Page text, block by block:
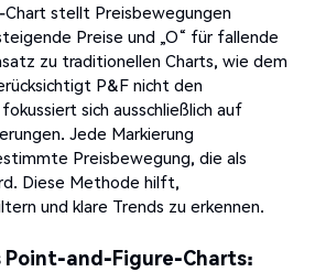
stellt Preisbewegungen
Preise und „O“ für fallende
zu traditionellen Charts, wie dem
P&F nicht den
sich ausschließlich auf
Jede Markierung
Preisbewegung, die als
Diese Methode hilft,
und klare Trends zu erkennen.
Point-and-Figure-Charts: